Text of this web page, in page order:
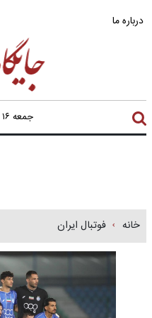
درباره ما
جمعه ۱۶ مرداد ۱۴۰۵
خانه فوتبال ایران